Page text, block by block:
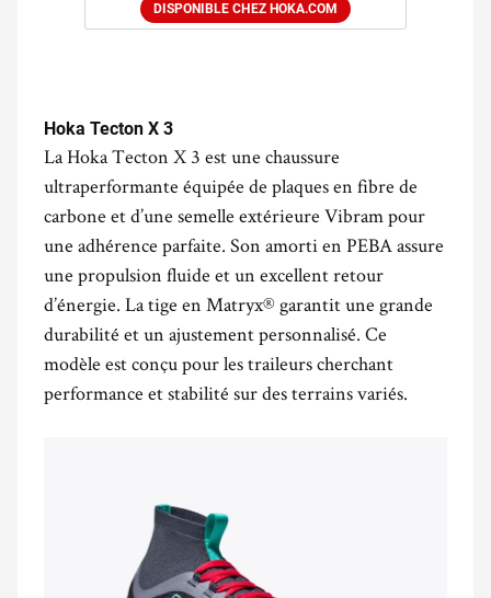
DISPONIBLE CHEZ HOKA.COM
Hoka Tecton X 3
La Hoka Tecton X 3 est une chaussure
ultraperformante équipée de plaques en fibre de
carbone et d’une semelle extérieure Vibram pour
une adhérence parfaite. Son amorti en PEBA assure
une propulsion fluide et un excellent retour
d’énergie. La tige en Matryx® garantit une grande
durabilité et un ajustement personnalisé. Ce
modèle est conçu pour les traileurs cherchant
performance et stabilité sur des terrains variés.